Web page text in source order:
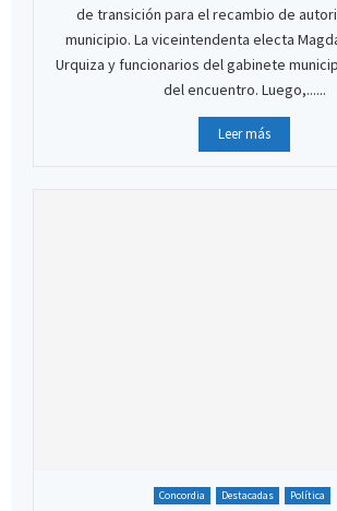
de transición para el recambio de
municipio. La viceintendenta electa
Urquiza y funcionarios del gabinete
del encuentro. Luego,......
Leer más
Concordia Destacadas Política